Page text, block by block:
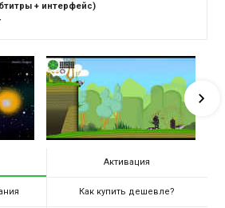
+ интерфейс)
Активация
Как купить дешевле?